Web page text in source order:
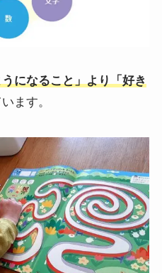
になること」より「好き
ます。